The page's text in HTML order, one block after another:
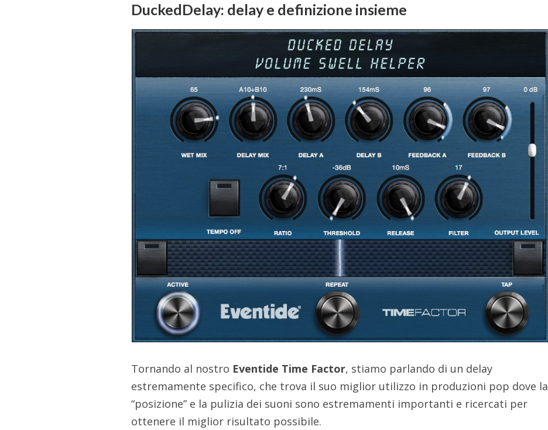
DuckedDelay: delay e definizione insieme
Tornando al nostro Eventide Time Factor, stiamo parlando di un delay
estremamente specifico, che trova il suo miglior utilizzo in produzioni pop dove la
“posizione” e la pulizia dei suoni sono estremamenti importanti e ricercati per
ottenere il miglior risultato possibile.